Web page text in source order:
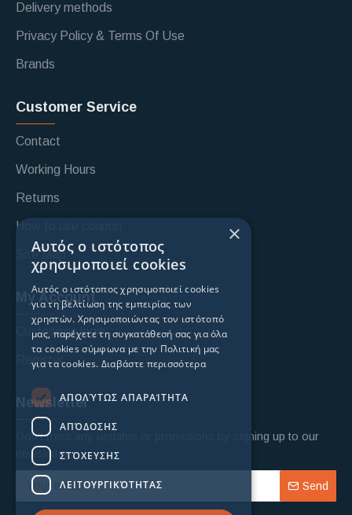
Delivery methods
Privacy Policy & Terms Of Use
Brands
Customer Service
Contact
Working Hours
Returns
How to use coupon
Site Map
My Account
Custoomer login
Register
Newsletter
Don't miss any updates or promotions by signing up to our
newsletter.
Send
×
Αυτός ο ιστότοπος
χρησιμοποιεί cookies
Αυτός ο ιστότοπος χρησιμοποιεί cookies
για τη βελτίωση της εμπειρίας των
χρηστών. Χρησιμοποιώντας τον ιστότοπό
μας, παρέχετε τη συγκατάθεσή σας για όλα
τα cookies σύμφωνα με την Πολιτική μας
για τα cookies. Διαβάστε περισσότερα
ΑΠΟΛΎΤΩΣ ΑΠΑΡΑΊΤΗΤΑ
ΑΠΌΔΟΣΗΣ
ΣΤΌΧΕΥΣΗΣ
ΛΕΙΤΟΥΡΓΙΚΌΤΗΤΑΣ